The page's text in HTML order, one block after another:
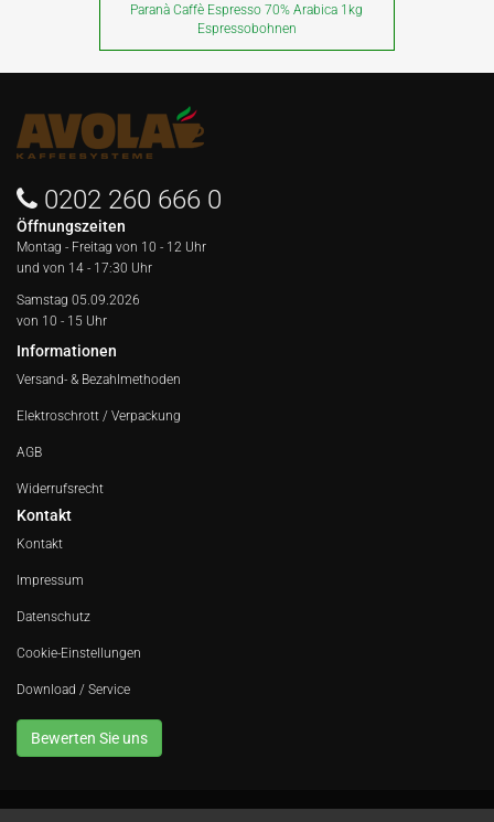
Paranà Caffè Espresso 70% Arabica 1kg
Espressobohnen
0202 260 666 0
Öffnungszeiten
Montag - Freitag von 10 - 12 Uhr
und von 14 - 17:30 Uhr
Samstag 05.09.2026
von 10 - 15 Uhr
Informationen
Versand- & Bezahlmethoden
Elektroschrott / Verpackung
AGB
Widerrufsrecht
Kontakt
Kontakt
Impressum
Datenschutz
Cookie-Einstellungen
Download / Service
Bewerten Sie uns